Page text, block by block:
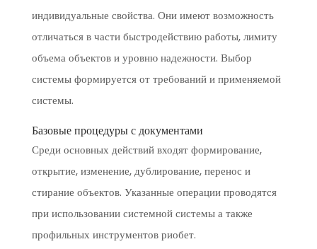
индивидуальные свойства. Они имеют возможность
отличаться в части быстродействию работы, лимиту
объема объектов и уровню надежности. Выбор
системы формируется от требований и применяемой
системы.
Базовые процедуры с документами
Среди основных действий входят формирование,
открытие, изменение, дублирование, перенос и
стирание объектов. Указанные операции проводятся
при использовании системной системы а также
профильных инструментов риобет.